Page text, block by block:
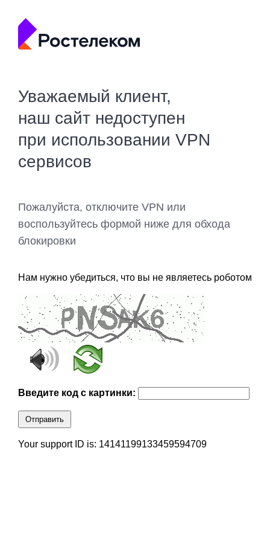
Уважаемый клиент,
наш сайт недоступен
при использовании VPN
сервисов
Пожалуйста, отключите VPN или
воспользуйтесь формой ниже для обхода
блокировки
Нам нужно убедиться, что вы не являетесь роботом
Введите код с картинки:
Отправить
Your support ID is: 14141199133459594709